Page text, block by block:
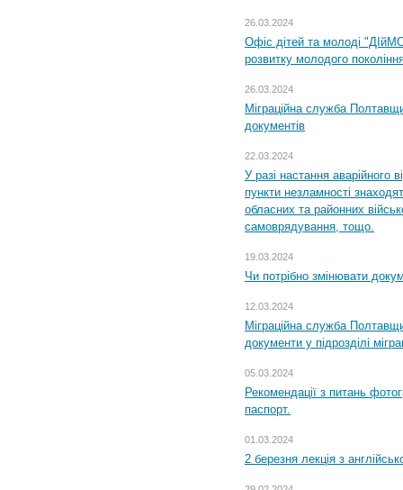
26.03.2024
Офіс дітей та молоді
розвитку молодого
26.03.2024
Міграційна служба
документів
22.03.2024
У разі настання аварійного
пункти незламності
обласних та районних
самоврядування, тощо.
19.03.2024
Чи потрібно змінювати
12.03.2024
Міграційна служба
документи у підрозділі
05.03.2024
Рекомендації з питань
паспорт.
01.03.2024
2 березня лекція з